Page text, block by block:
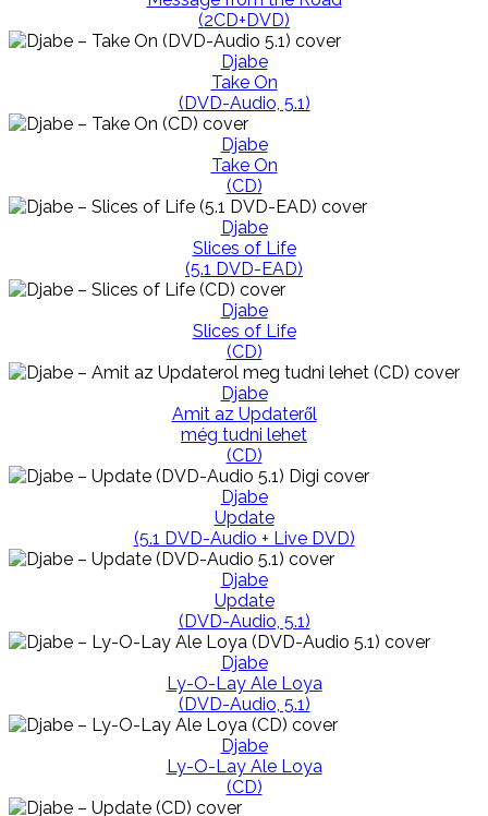
(2CD+DVD)
Djabe
Take On
(DVD-Audio, 5.1)
Djabe
Take On
(CD)
Djabe
Slices of Life
(5.1 DVD-EAD)
Djabe
Slices of Life
(CD)
Djabe
Amit az Updateről
még tudni lehet
(CD)
Djabe
Update
(5.1 DVD-Audio + Live DVD)
Djabe
Update
(DVD-Audio, 5.1)
Djabe
Ly-O-Lay Ale Loya
(DVD-Audio, 5.1)
Djabe
Ly-O-Lay Ale Loya
(CD)